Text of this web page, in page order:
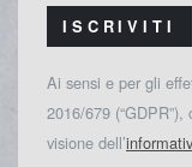
ISCRIVITI
Ai sensi e per gli
2016/679
visione dell’